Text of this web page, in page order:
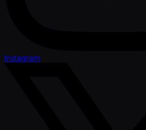
Instagram